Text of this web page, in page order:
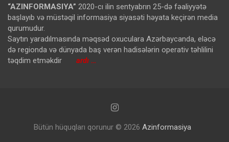
“AZINFORMASIYA” 2020-cı ilin sentyabrın 25-də fəaliyyətə
başlayıb və müstəqil informasiya siyasəti həyata keçirən media
qurumudur.
Saytın yaradılmasında məqsəd oxuculara Azərbaycanda, eləcə
də regionda və dünyada baş verən hadisələrin operativ təhlilini
təqdim etməkdir ardı …
Bütün hüquqları qorunur © 2026 Azinformasiya